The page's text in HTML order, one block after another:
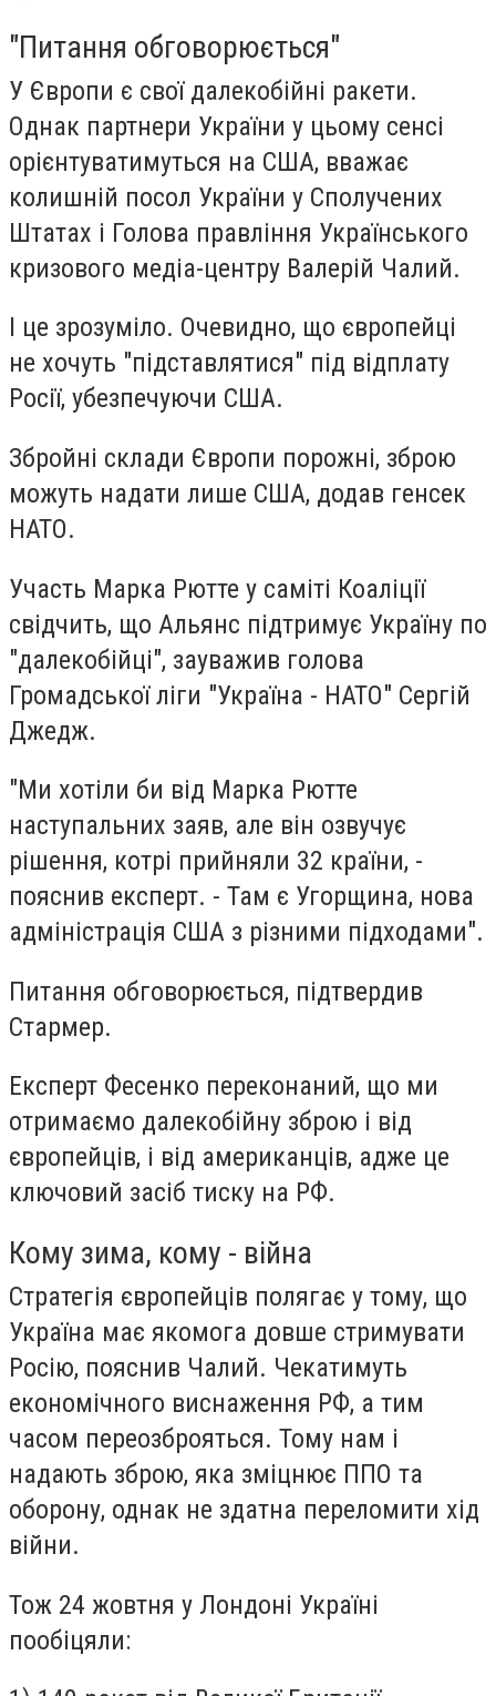
"Питання обговорюється"
У Європи є свої далекобійні ракети.
Однак партнери України у цьому сенсі
орієнтуватимуться на США, вважає
колишній посол України у Сполучених
Штатах і Голова правління Українського
кризового медіа-центру Валерій Чалий.
І це зрозуміло. Очевидно, що європейці
не хочуть "підставлятися" під відплату
Росії, убезпечуючи США.
Збройні склади Європи порожні, зброю
можуть надати лише США, додав генсек
НАТО.
Участь Марка Рютте у саміті Коаліції
свідчить, що Альянс підтримує Україну по
"далекобійці", зауважив голова
Громадської ліги "Україна - НАТО" Сергій
Джедж.
"Ми хотіли би від Марка Рютте
наступальних заяв, але він озвучує
рішення, котрі прийняли 32 країни, -
пояснив експерт. - Там є Угорщина, нова
адміністрація США з різними підходами".
Питання обговорюється, підтвердив
Стармер.
Експерт Фесенко переконаний, що ми
отримаємо далекобійну зброю і від
європейців, і від американців, адже це
ключовий засіб тиску на РФ.
Кому зима, кому - війна
Стратегія європейців полягає у тому, що
Україна має якомога довше стримувати
Росію, пояснив Чалий. Чекатимуть
економічного виснаження РФ, а тим
часом переозброяться. Тому нам і
надають зброю, яка зміцнює ППО та
оборону, однак не здатна переломити хід
війни.
Тож 24 жовтня у Лондоні Україні
пообіцяли: